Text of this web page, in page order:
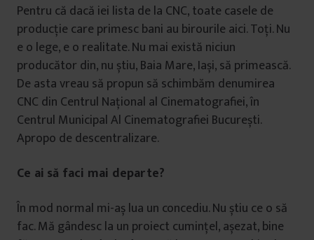
Pentru că dacă iei lista de la CNC, toate casele de
producție care primesc bani au birourile aici. Toți. Nu
e o lege, e o realitate. Nu mai există niciun
producător din, nu știu, Baia Mare, Iași, să primească.
De asta vreau să propun să schimbăm denumirea
CNC din Centrul Național al Cinematografiei, în
Centrul Municipal Al Cinematografiei București.
Apropo de descentralizare.
Ce ai să faci mai departe?
În mod normal mi-aș lua un concediu. Nu știu ce o să
fac. Mă gândesc la un proiect cumințel, așezat, bine